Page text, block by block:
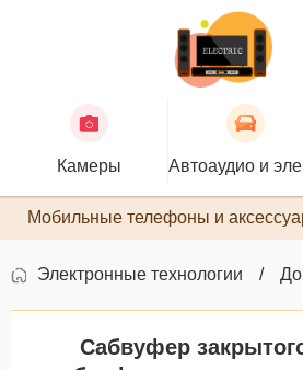
Камеры Автоаудио и
Мобильные телефоны и
Электронные технологии
Сабвуфер